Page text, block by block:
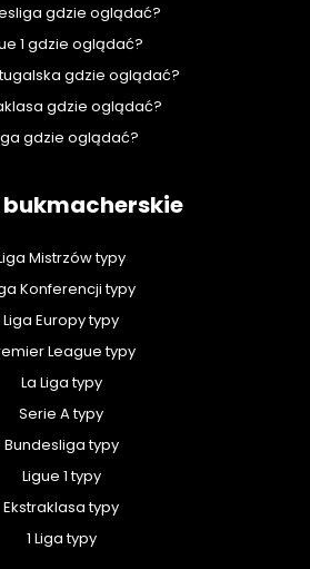
gdzie oglądać?
1 gdzie oglądać?
gdzie oglądać?
gdzie oglądać?
gdzie oglądać?
Mistrzów typy
Konferencji typy
Liga Europy typy
League typy
La Liga typy
Serie A typy
Bundesliga typy
Ligue 1 typy
Ekstraklasa typy
1 Liga typy